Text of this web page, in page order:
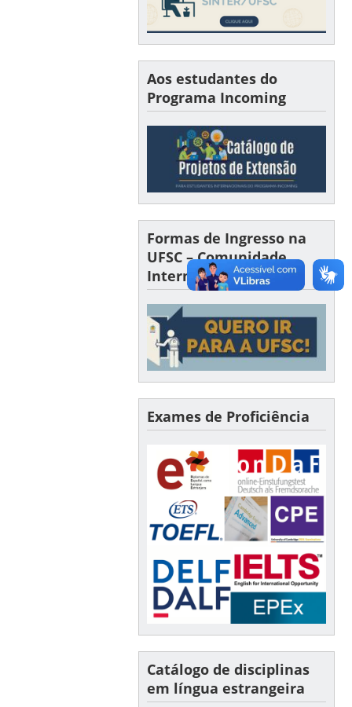
Aos estudantes do
Programa Incoming
Formas de Ingresso na
UFSC – Comunidade
Internacional
Exames de Proficiência
Catálogo de disciplinas
em língua estrangeira